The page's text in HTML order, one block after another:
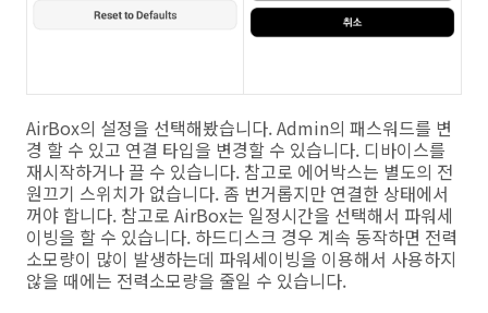
AirBox의 설정을 선택해봤습니다. Admin의 패스워드를 변
경 할 수 있고 연결 타입을 변경할 수 있습니다. 디바이스를
재시작하거나 끌 수 있습니다. 참고로 에어박스는 별도의 전
원끄기 스위치가 없습니다. 좀 번거롭지만 연결한 상태에서
꺼야 합니다. 참고로 AirBox는 일정시간을 선택해서 파워세
이빙을 할 수 있습니다. 하드디스크 경우 계속 동작하면 전력
소모량이 많이 발생하는데 파워세이빙을 이용해서 사용하지
않을 때에는 전력소모량을 줄일 수 있습니다.